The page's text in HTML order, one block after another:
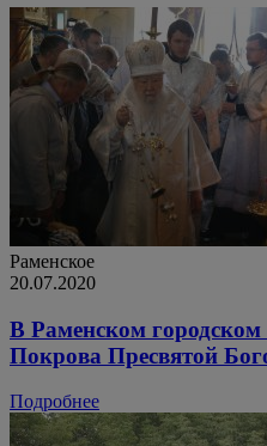
Раменское
20.07.2020
В Раменском городском
Покрова Пресвятой
Подробнее